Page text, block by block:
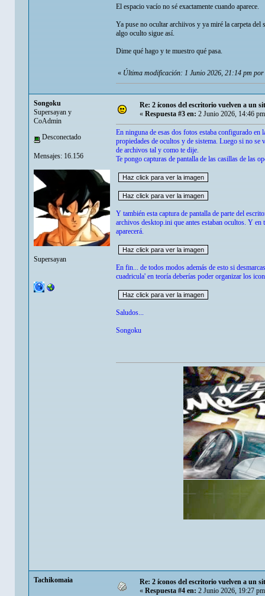
El espacio vacío no sé exactamente cuando aparece.
Ya puse no ocultar archiivos y ya miré la carpeta
algo oculto sigue así.
Dime qué hago y te muestro qué pasa.
«Última modificación: 1 Junio 2026, 21:14 pm por
Songoku
Supersayan y
CoAdmin
Desconectado
Mensajes: 16.156
Supersayan
Re: 2 íconos del escritorio vuelven a un
« Respuesta #3 en: 2 Junio 2026, 14:46
En ninguna de esas dos fotos estaba configurado
propiedades de ocultos y de sistema. Luego si no se
de archivos tal y como te dije.
Te pongo capturas de pantalla de las casillas de las
Y también esta captura de pantalla de parte del
archivos desktop.ini que antes estaban ocultos. Y
aparecerá.
En fin... de todos modos además de esto si
cuadricula' en teoría deberías poder organizar los
Saludos...
Songoku
Tachikomaia
Re: 2 íconos del escritorio vuelven a un
«Respuesta #4 en:2 Junio 2026, 19:27